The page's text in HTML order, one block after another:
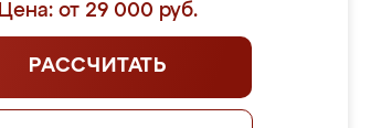
Цена: от 29 000 руб.
РАССЧИТАТЬ